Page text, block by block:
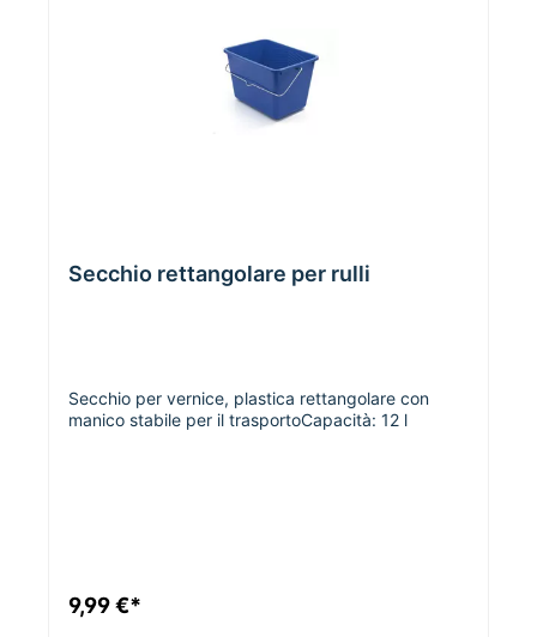
Secchio rettangolare per rulli
Secchio per vernice, plastica rettangolare con
manico stabile per il trasportoCapacità: 12 l
9,99 €*